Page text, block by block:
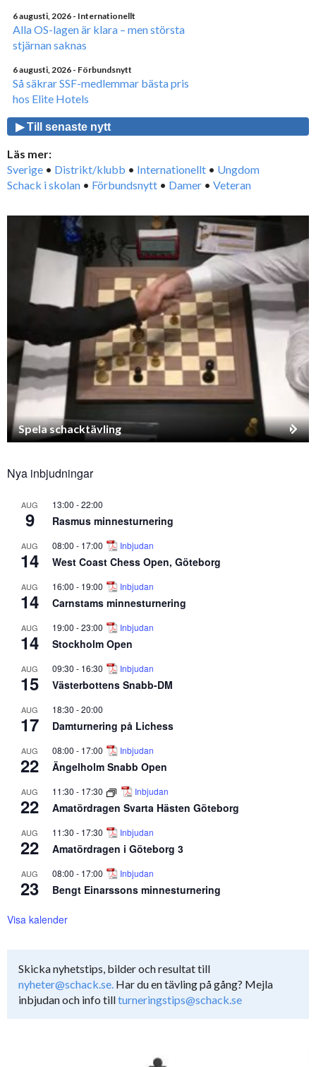
6 augusti, 2026 - Internationellt
Alla OS-lagen är klara – men största
stjärnan saknas
6 augusti, 2026 - Förbundsnytt
Så säkrar SSF-medlemmar bästa pris
hos Elite Hotels
▶ Till senaste nytt
Läs mer:
Sverige • Distrikt/klubb • Internationellt • Ungdom
Schack i skolan • Förbundsnytt • Damer • Veteran
Spela schacktävling
Nya inbjudningar
AUG
9
13:00 -22:00
Rasmus minnesturnering
AUG
14
08:00 - 17:00 Inbjudan
West Coast Chess Open, Göteborg
AUG
14
16:00 - 19:00 Inbjudan
Carnstams minnesturnering
AUG
14
19:00 -23:00 Inbjudan
Stockholm Open
AUG
15
09:30 - 16:30 Inbjudan
Västerbottens Snabb-DM
AUG
17
18:30 -20:00
Damturnering på Lichess
AUG
22
08:00 - 17:00 Inbjudan
Ängelholm Snabb Open
AUG
22
11:30 - 17:30 Inbjudan
Amatördragen Svarta Hästen Göteborg
AUG
22
11:30 - 17:30 Inbjudan
Amatördragen i Göteborg 3
AUG
23
08:00 - 17:00 Inbjudan
Bengt Einarssons minnesturnering
Visa kalender
Skicka nyhetstips, bilder och resultat till
nyheter@schack.se. Har du en tävling på gång? Mejla
inbjudan och info tillturneringstips@schack.se